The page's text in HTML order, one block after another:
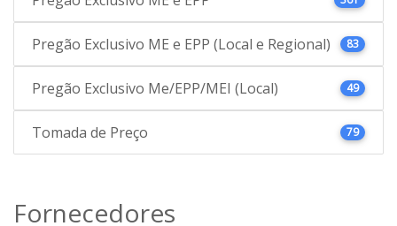
Pregão Exclusivo ME e EPP (Local e Regional) 83
Pregão Exclusivo Me/EPP/MEI (Local) 49
Tomada de Preço 79
Fornecedores